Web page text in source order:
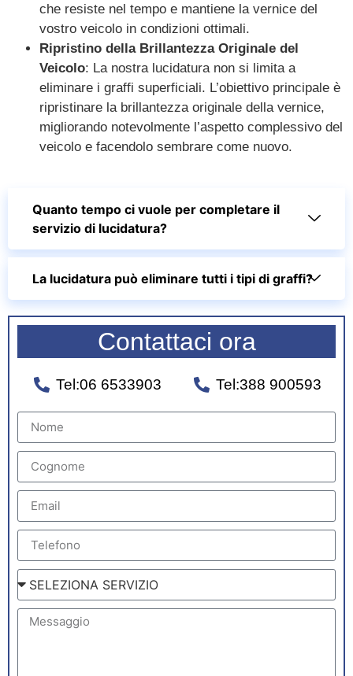
che resiste nel tempo e mantiene la vernice del
vostro veicolo in condizioni ottimali.
Ripristino della Brillantezza Originale del
Veicolo: La nostra lucidatura non si limita a
eliminare i graffi superficiali. L’obiettivo principale è
ripristinare la brillantezza originale della vernice,
migliorando notevolmente l’aspetto complessivo del
veicolo e facendolo sembrare come nuovo.
Quanto tempo ci vuole per completare il
servizio di lucidatura?
La lucidatura può eliminare tutti i tipi di graffi?
Contattaci ora
Tel:06 6533903 Tel:388 900593